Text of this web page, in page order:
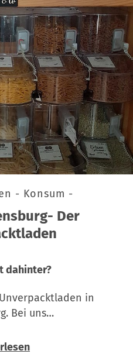
- Konsum -
Der
dahinter?
in
Bei uns…